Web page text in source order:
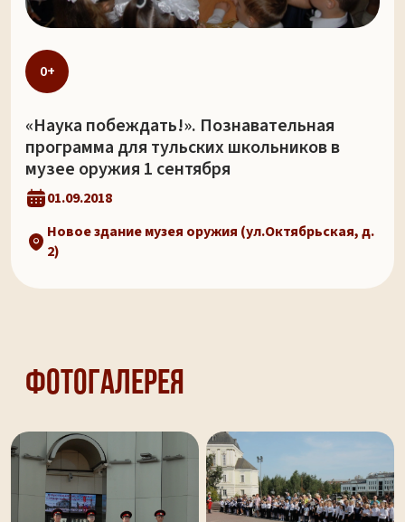
0+
«Наука побеждать!». Познавательная
программа для тульских школьников в
музее оружия 1 сентября
01.09.2018
Новое здание музея оружия (ул.Октябрьская, д.
2)
Фотогалерея